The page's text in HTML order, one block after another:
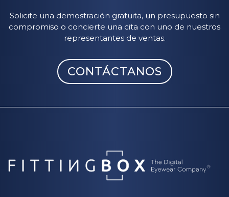
Solicite una demostración gratuita, un presupuesto sin
compromiso o concierte una cita con uno de nuestros
representantes de ventas.
CONTÁCTANOS